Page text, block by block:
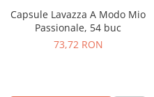
Capsule Lavazza A Modo Mio
Passionale, 54 buc
73,72 RON